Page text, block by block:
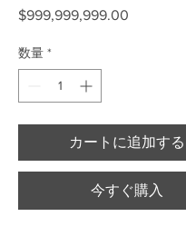
$999,999,999.00
数量 *
カートに追加する
今すぐ購入